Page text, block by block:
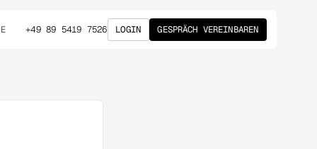
+49 89 5419 7526 LOGIN GESPRÄCH VEREINBAREN